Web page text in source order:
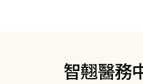
智翹醫務